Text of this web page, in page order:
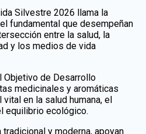
Silvestre 2026 llama la
fundamental que desempeñan
entre la salud, la
y los medios de vida
Objetivo de Desarrollo
medicinales y aromáticas
en la salud humana, el
equilibrio ecológico.
y moderna, apoyan